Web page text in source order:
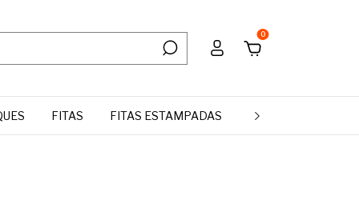
0
FITAS FITAS ESTAMPADAS MANTA DE